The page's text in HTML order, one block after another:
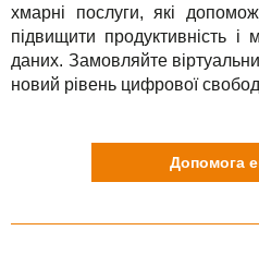
хмарні послуги, які
підвищити продуктивність і
даних. Замовляйте
новий рівень цифрової
Допомога